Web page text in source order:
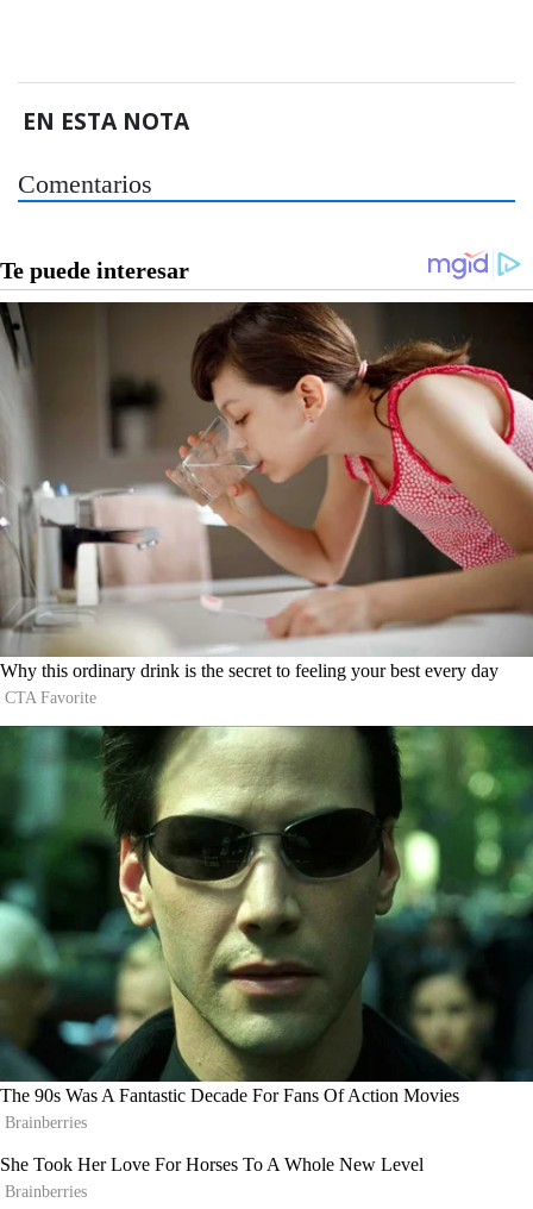
EN ESTA NOTA
Comentarios